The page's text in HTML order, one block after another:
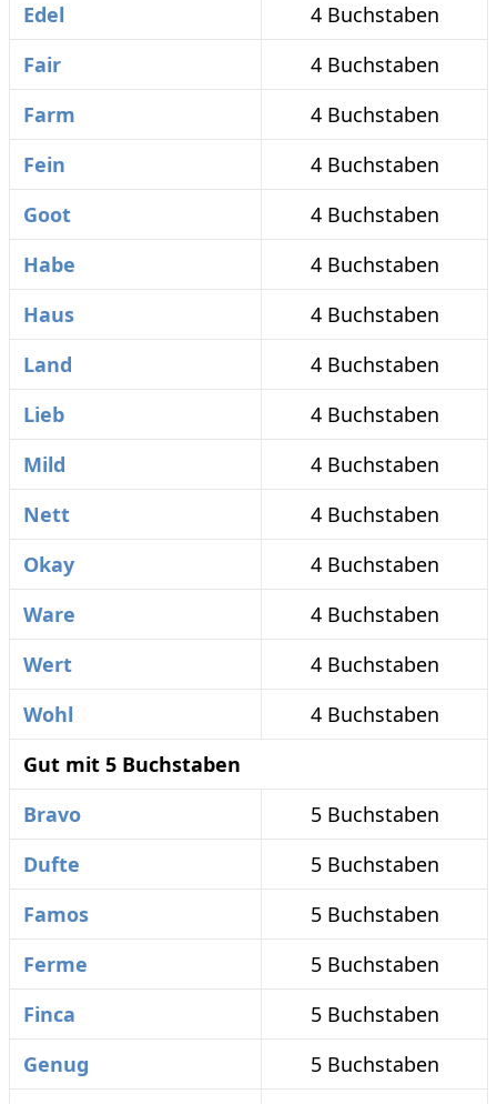
Edel
4 Buchstaben
Fair
4 Buchstaben
Farm
4 Buchstaben
Fein
4 Buchstaben
Goot
4 Buchstaben
Habe
4 Buchstaben
Haus
4 Buchstaben
Land
4 Buchstaben
Lieb
4 Buchstaben
Mild
4 Buchstaben
Nett
4 Buchstaben
Okay
4 Buchstaben
Ware
4 Buchstaben
Wert
4 Buchstaben
Wohl
4 Buchstaben
Gut mit 5 Buchstaben
Bravo
5 Buchstaben
Dufte
5 Buchstaben
Famos
5 Buchstaben
Ferme
5 Buchstaben
Finca
5 Buchstaben
Genug
5 Buchstaben